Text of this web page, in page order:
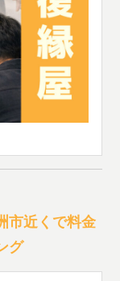
市近くで料金
グ